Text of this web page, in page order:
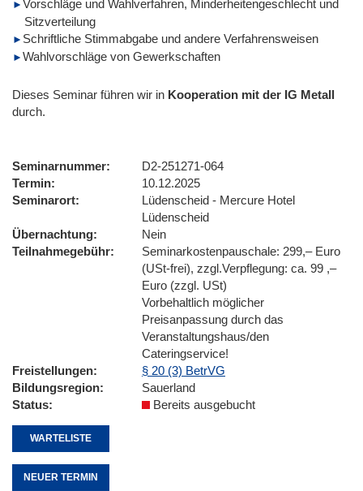
Vorschläge und Wahlverfahren, Minderheitengeschlecht und
Sitzverteilung
Schriftliche Stimmabgabe und andere Verfahrensweisen
Wahlvorschläge von Gewerkschaften
Dieses Seminar führen wir in Kooperation mit der IG Metall
durch.
Seminarnummer
D2-251271-064
Termin
10.12.2025
Seminarort
Lüdenscheid - Mercure Hotel
Lüdenscheid
Übernachtung
Nein
Teilnahmegebühr
Seminarkostenpauschale: 299,– Euro
(USt-frei), zzgl.Verpflegung: ca. 99 ,–
Euro (zzgl. USt)
Vorbehaltlich möglicher
Preisanpassung durch das
Veranstaltungshaus/den
Cateringservice!
Freistellungen
§ 20 (3) BetrVG
Bildungsregion
Sauerland
Status
Bereits ausgebucht
WARTELISTE
NEUER TERMIN